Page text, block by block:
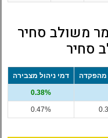
משולב סחיר
סחיר
מהפקדה דמי ניהול מצבירה
0.38%
0.47%